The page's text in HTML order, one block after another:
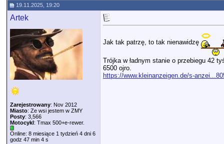
19.11.2025, 19:20
Artek
Zarejestrowany: Nov 2012
Miasto: Ze wsi jestem w ZMY
Posty: 3,566
Motocykl: Tmax 500+e-rewer.
Online: 8 miesiące 1 tydzień 4 dni 6
godz 47 min 4 s
Jak tak patrzę, to tak nienawidzę
Trójka w ładnym stanie o przebiegu 42
6500 ojro.
https://www.kleinanzeigen.de/s-